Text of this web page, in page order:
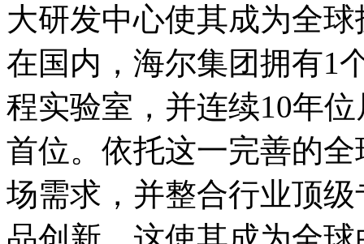
大研发中心使其成为全
在国内，海尔集团拥有1
程实验室，并连续10年
首位。依托这一完善的
场需求，并整合行业顶